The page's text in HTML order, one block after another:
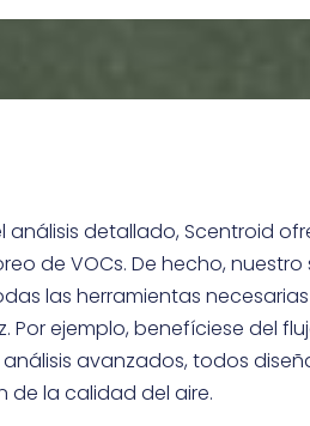
y gas
de compuestos
(VOCs) debido a los
involucrados en la
y transporte de
y gas natural.
detallado, Scentroid
de VOCs. De hecho, nuestro
las herramientas
Por ejemplo, benefíciese del
avanzados, todos
de la calidad del aire.